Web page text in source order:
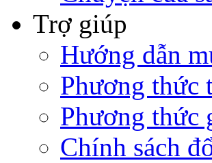
Trợ giúp
Hướng dẫn
Phương thức
Phương thức
Chính sách